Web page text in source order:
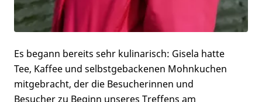
Es begann bereits sehr kulinarisch: Gisela hatte
Tee, Kaffee und selbstgebackenen Mohnkuchen
mitgebracht, der die Besucherinnen und
Besucher zu Beginn unseres Treffens am